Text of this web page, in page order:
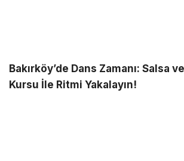
Bakırköy’de Dans Zamanı: Salsa
Kursu İle Ritmi Yakalayın!